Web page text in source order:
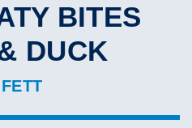
BITES
DUCK